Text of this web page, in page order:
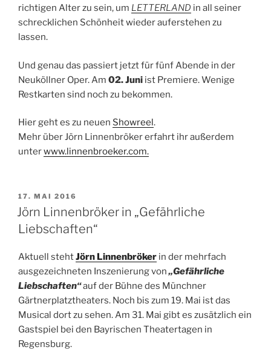
richtigen Alter zu sein, um LETTERLAND in all seiner
schrecklichen Schönheit wieder auferstehen zu
lassen.
Und genau das passiert jetzt für fünf Abende in der
Neuköllner Oper. Am 02. Juni ist Premiere. Wenige
Restkarten sind noch zu bekommen.
Hier geht es zu neuen Showreel.
Mehr über Jörn Linnenbröker erfahrt ihr außerdem
unterwww.linnenbroeker.com.
VERÖFFENTLICHT
AM
17. MAI 2016
Jörn Linnenbröker in „Gefährliche
Liebschaften“
Aktuell stehtJörn Linnenbröker in der mehrfach
ausgezeichneten Inszenierung von„Gefährliche
Liebschaften“auf der Bühne des Münchner
Gärtnerplatztheaters. Noch bis zum 19. Mai ist das
Musical dort zu sehen. Am 31. Mai gibt es zusätzlich ein
Gastspiel bei den Bayrischen Theatertagen in
Regensburg.